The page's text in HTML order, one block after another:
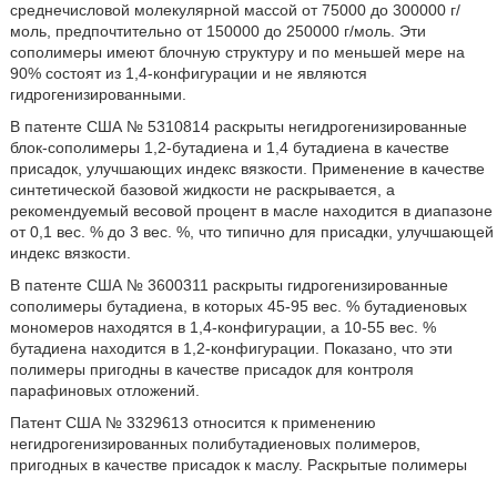
среднечисловой молекулярной массой от 75000 до 300000 г/
моль, предпочтительно от 150000 до 250000 г/моль. Эти
сополимеры имеют блочную структуру и по меньшей мере на
90% состоят из 1,4-конфигурации и не являются
гидрогенизированными.
В патенте США № 5310814 раскрыты негидрогенизированные
блок-сополимеры 1,2-бутадиена и 1,4 бутадиена в качестве
присадок, улучшающих индекс вязкости. Применение в качестве
синтетической базовой жидкости не раскрывается, а
рекомендуемый весовой процент в масле находится в диапазоне
от 0,1 вес. % до 3 вес. %, что типично для присадки, улучшающей
индекс вязкости.
В патенте США № 3600311 раскрыты гидрогенизированные
сополимеры бутадиена, в которых 45-95 вес. % бутадиеновых
мономеров находятся в 1,4-конфигурации, а 10-55 вес. %
бутадиена находится в 1,2-конфигурации. Показано, что эти
полимеры пригодны в качестве присадок для контроля
парафиновых отложений.
Патент США № 3329613 относится к применению
негидрогенизированных полибутадиеновых полимеров,
пригодных в качестве присадок к маслу. Раскрытые полимеры